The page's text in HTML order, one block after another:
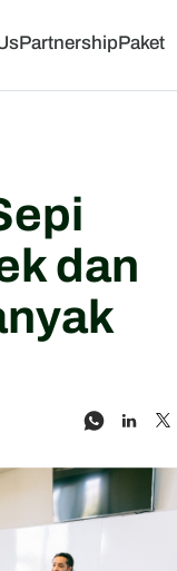
PartnershipPaket
dan